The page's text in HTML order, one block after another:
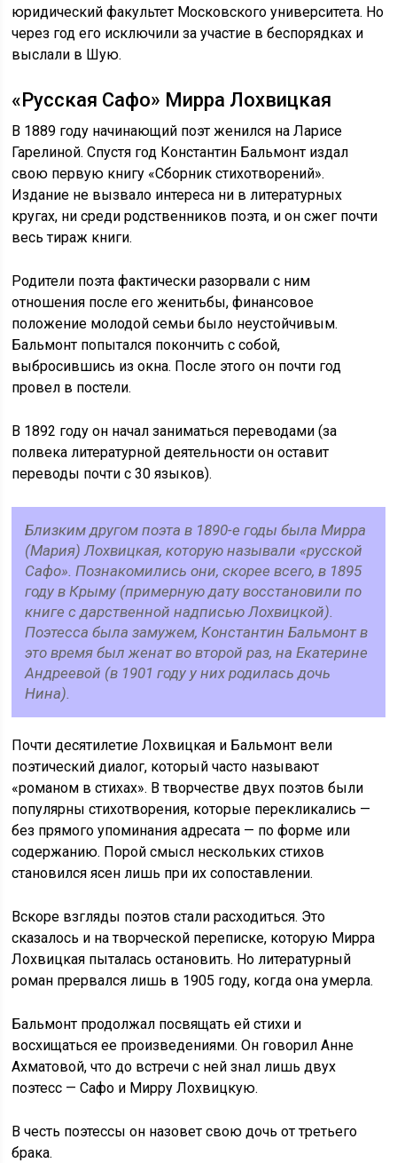
юридический факультет Московского университета. Но
через год его исключили за участие в беспорядках и
выслали в Шую.
«Русская Сафо» Мирра Лохвицкая
В 1889 году начинающий поэт женился на Ларисе
Гарелиной. Спустя год Константин Бальмонт издал
свою первую книгу «Сборник стихотворений».
Издание не вызвало интереса ни в литературных
кругах, ни среди родственников поэта, и он сжег почти
весь тираж книги.
Родители поэта фактически разорвали с ним
отношения после его женитьбы, финансовое
положение молодой семьи было неустойчивым.
Бальмонт попытался покончить с собой,
выбросившись из окна. После этого он почти год
провел в постели.
В 1892 году он начал заниматься переводами (за
полвека литературной деятельности он оставит
переводы почти с 30 языков).
Близким другом поэта в 1890-е годы была Мирра
(Мария) Лохвицкая, которую называли «русской
Сафо». Познакомились они, скорее всего, в 1895
году в Крыму (примерную дату восстановили по
книге с дарственной надписью Лохвицкой).
Поэтесса была замужем, Константин Бальмонт в
это время был женат во второй раз, на Екатерине
Андреевой (в 1901 году у них родилась дочь
Нина).
Почти десятилетие Лохвицкая и Бальмонт вели
поэтический диалог, который часто называют
«романом в стихах». В творчестве двух поэтов были
популярны стихотворения, которые перекликались —
без прямого упоминания адресата — по форме или
содержанию. Порой смысл нескольких стихов
становился ясен лишь при их сопоставлении.
Вскоре взгляды поэтов стали расходиться. Это
сказалось и на творческой переписке, которую Мирра
Лохвицкая пыталась остановить. Но литературный
роман прервался лишь в 1905 году, когда она умерла.
Бальмонт продолжал посвящать ей стихи и
восхищаться ее произведениями. Он говорил Анне
Ахматовой, что до встречи с ней знал лишь двух
поэтесс — Сафо и Мирру Лохвицкую.
В честь поэтессы он назовет свою дочь от третьего
брака.